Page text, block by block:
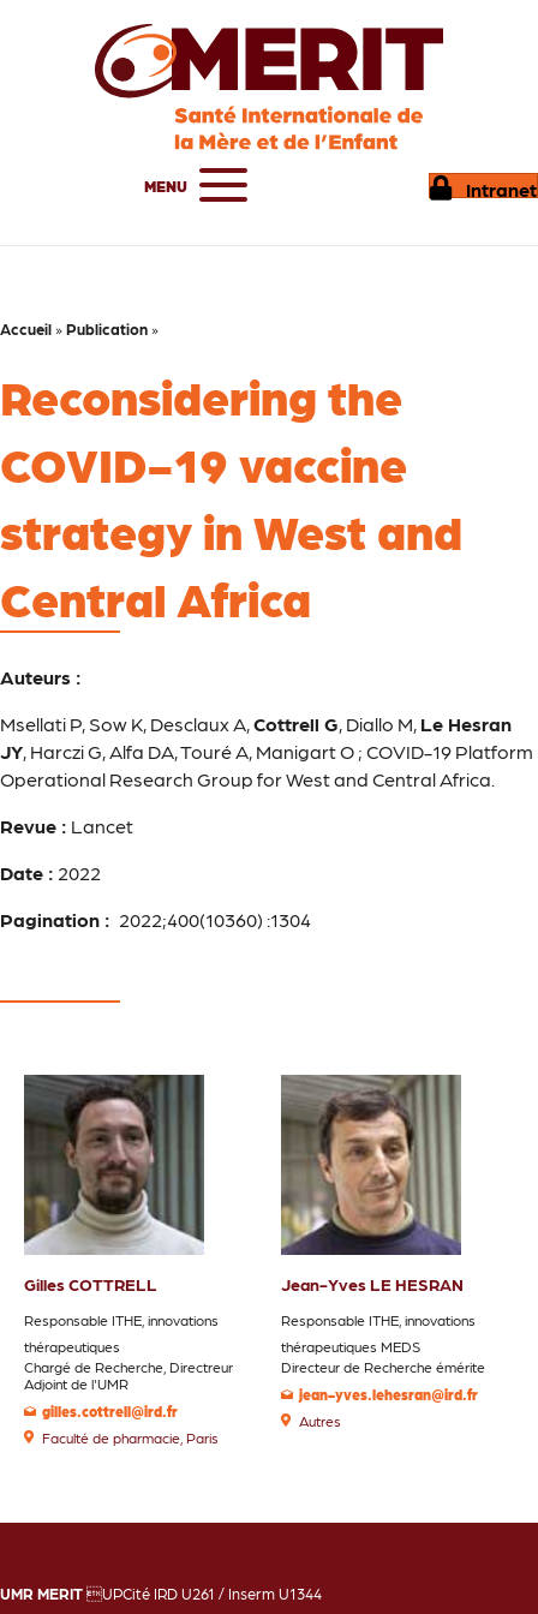
MENU Intranet
Accueil » Publication »
Reconsidering the
COVID-19 vaccine
strategy in West and
Central Africa
Auteurs :
Msellati P, Sow K, Desclaux A,Cottrell G, Diallo M, Le Hesran
JY, Harczi G, Alfa DA, Touré A, Manigart O ; COVID-19 Platform
Operational Research Group for West and Central Africa.
Revue : Lancet
Date : 2022
Pagination : 2022;400(10360) :1304
Gilles COTTRELL
Responsable ITHE, innovations
thérapeutiques
Chargé de Recherche, Directreur
Adjoint de l'UMR
gilles.cottrell@ird.fr
Faculté de pharmacie, Paris
Jean-Yves LE HESRAN
Responsable ITHE, innovations
thérapeutiques MEDS
Directeur de Recherche émérite
jean-yves.lehesran@ird.fr
Autres
UMR MERIT UPCité IRD U261 / Inserm U1344